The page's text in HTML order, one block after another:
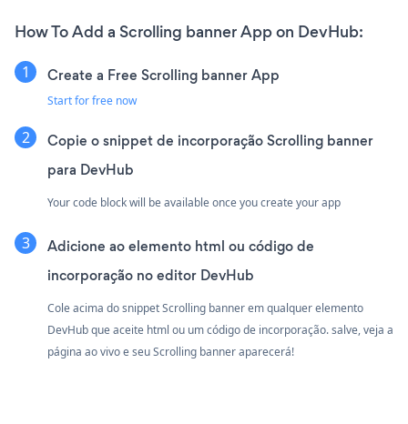
How To Add a Scrolling banner App on DevHub:
Create a Free Scrolling banner App
Start for free now
Copie o snippet de incorporação Scrolling banner
para DevHub
Your code block will be available once you create your app
Adicione ao elemento html ou código de
incorporação no editor DevHub
Cole acima do snippet Scrolling banner em qualquer elemento
DevHub que aceite html ou um código de incorporação. salve, veja a
página ao vivo e seu Scrolling banner aparecerá!